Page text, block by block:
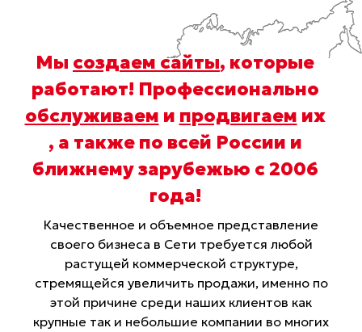
Мы создаем сайты, которые
работают! Профессионально
обслуживаем и продвигаем их
, а также по всей России и
ближнему зарубежью с 2006
года!
Качественное и объемное представление
своего бизнеса в Сети требуется любой
растущей коммерческой структуре,
стремящейся увеличить продажи, именно по
этой причине среди наших клиентов как
крупные так и небольшие компании во многих